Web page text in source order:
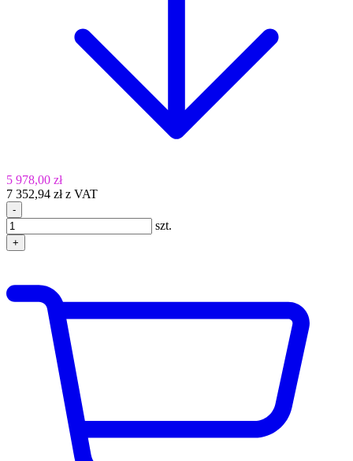
5 978,00 zł
7 352,94 zł z VAT
-
szt.
+